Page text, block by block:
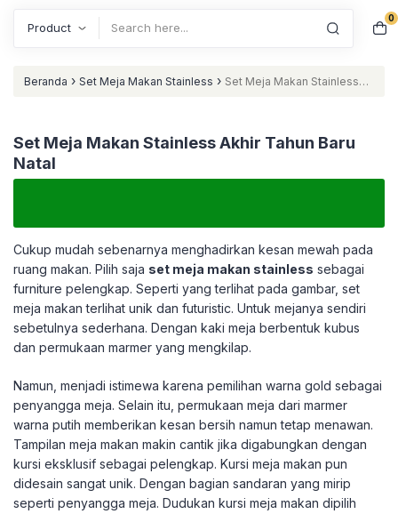
0
Beranda › Set Meja Makan Stainless › Set Meja Makan Stainless
Set Meja Makan Stainless Akhir Tahun Baru
Natal
Cukup mudah sebenarnya menghadirkan kesan mewah pada
ruang makan. Pilih saja set meja makan stainless sebagai
furniture pelengkap. Seperti yang terlihat pada gambar, set
meja makan terlihat unik dan futuristic. Untuk mejanya sendiri
sebetulnya sederhana. Dengan kaki meja berbentuk kubus
dan permukaan marmer yang mengkilap.
Namun, menjadi istimewa karena pemilihan warna gold sebagai
penyangga meja. Selain itu, permukaan meja dari marmer
warna putih memberikan kesan bersih namun tetap menawan.
Tampilan meja makan makin cantik jika digabungkan dengan
kursi eksklusif sebagai pelengkap. Kursi meja makan pun
didesain sangat unik. Dengan bagian sandaran yang mirip
seperti penyangga meja. Dudukan kursi meja makan dipilih